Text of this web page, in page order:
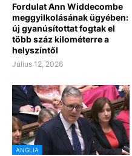
Fordulat Ann Widdecombe
meggyilkolásának ügyében:
új gyanúsítottat fogtak el
több száz kilométerre a
helyszíntől
Július 12, 2026
ANGLIA